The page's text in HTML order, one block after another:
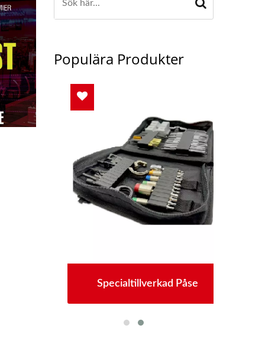
Populära Produkter
Specialtillverkad Påse